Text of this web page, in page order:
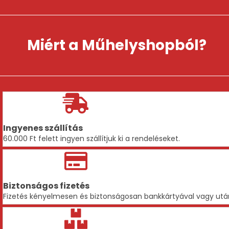
termékoldalon
Miért a Műhelyshopból?
Ingyenes szállítás
60.000 Ft felett ingyen szállítjuk ki a rendeléseket.
Biztonságos fizetés
Fizetés kényelmesen és biztonságosan bankkártyával vagy